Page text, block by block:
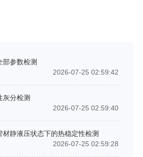
部参数检测
2026-07-25 02:59:42
灰分检测
2026-07-25 02:59:40
静液压状态下的热稳定性检测
2026-07-25 02:59:28